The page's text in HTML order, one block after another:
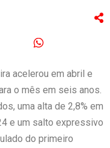
acelerou em abril e
o mês em seis anos.
uma alta de 2,8% em
e um salto expressivo
do primeiro